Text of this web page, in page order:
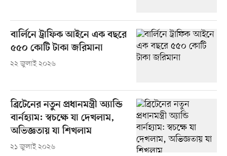
বার্লিনে ট্রাফিক আইনে এক বছরে
৫৫০ কোটি টাকা জরিমানা
২২ জুলাই ২০২৬
ব্রিটেনের নতুন প্রধানমন্ত্রী অ্যান্ডি
বার্নহ্যাম: স্বচক্ষে যা দেখলাম,
অভিজ্ঞতায় যা শিখলাম
২১ জুলাই ২০২৬